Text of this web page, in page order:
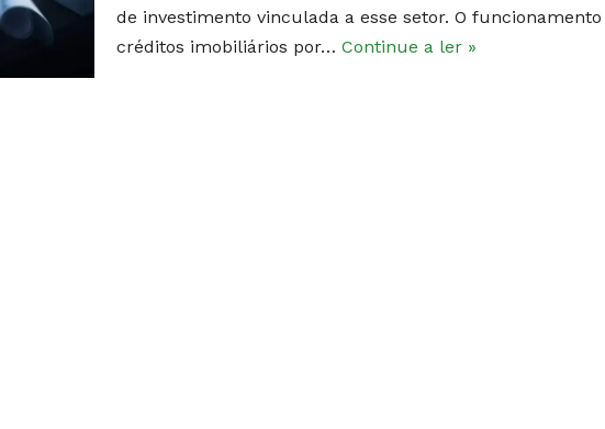
de investimento vinculada a esse setor. O
créditos imobiliários por… Continue a ler »